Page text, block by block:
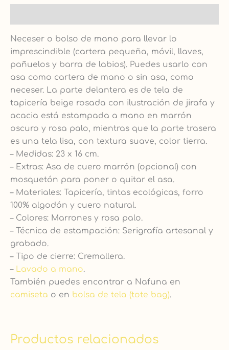
Neceser o bolso de mano para llevar lo
imprescindible (cartera pequeña, móvil, llaves,
pañuelos y barra de labios). Puedes usarlo con
asa como cartera de mano o sin asa, como
neceser. La parte delantera es de tela de
tapicería beige rosada con ilustración de jirafa y
acacia está estampada a mano en marrón
oscuro y rosa palo, mientras que la parte trasera
es una tela lisa, con textura suave, color tierra.
– Medidas: 23 x 16 cm.
– Extras: Asa de cuero marrón (opcional) con
mosquetón para poner o quitar el asa.
– Materiales: Tapicería, tintas ecológicas, forro
100% algodón y cuero natural.
– Colores: Marrones y rosa palo.
– Técnica de estampación: Serigrafía artesanal y
grabado.
– Tipo de cierre: Cremallera.
– Lavado a mano.
También puedes encontrar a Nafuna en
camiseta o en bolsa de tela (tote bag).
Productos relacionados